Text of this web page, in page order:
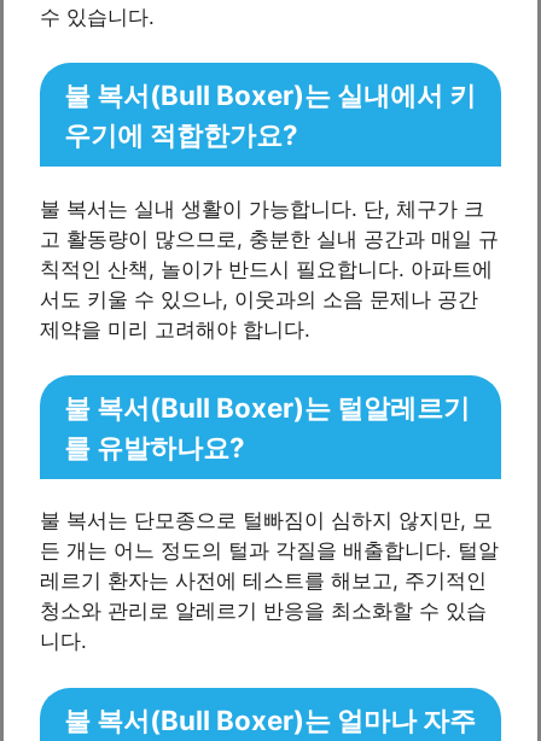
수 있습니다.
불 복서(Bull Boxer)는 실내에서 키
우기에 적합한가요?
불 복서는 실내 생활이 가능합니다. 단, 체구가 크
고 활동량이 많으므로, 충분한 실내 공간과 매일 규
칙적인 산책, 놀이가 반드시 필요합니다. 아파트에
서도 키울 수 있으나, 이웃과의 소음 문제나 공간
제약을 미리 고려해야 합니다.
불 복서(Bull Boxer)는 털알레르기
를 유발하나요?
불 복서는 단모종으로 털빠짐이 심하지 않지만, 모
든 개는 어느 정도의 털과 각질을 배출합니다. 털알
레르기 환자는 사전에 테스트를 해보고, 주기적인
청소와 관리로 알레르기 반응을 최소화할 수 있습
니다.
불 복서(Bull Boxer)는 얼마나 자주